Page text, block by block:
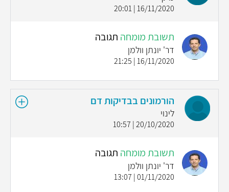
16/11/2020 | 20:01
תשובת מומחה תגובה
דר' יונתן וולמן
16/11/2020 | 21:25
הורמונים בבדיקות דם
לינוי
20/10/2020 | 10:57
תשובת מומחה תגובה
דר' יונתן וולמן
01/11/2020 | 13:07